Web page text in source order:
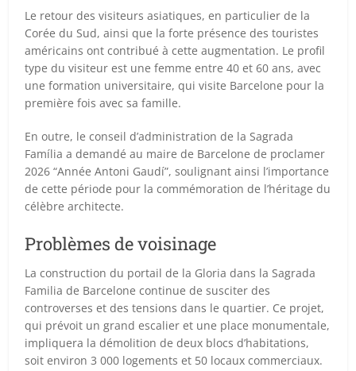
Le retour des visiteurs asiatiques, en particulier de la
Corée du Sud, ainsi que la forte présence des touristes
américains ont contribué à cette augmentation. Le profil
type du visiteur est une femme entre 40 et 60 ans, avec
une formation universitaire, qui visite Barcelone pour la
première fois avec sa famille.
En outre, le conseil d’administration de la Sagrada
Família a demandé au maire de Barcelone de proclamer
2026 “Année Antoni Gaudí”, soulignant ainsi l’importance
de cette période pour la commémoration de l’héritage du
célèbre architecte.
Problèmes de voisinage
La construction du portail de la Gloria dans la Sagrada
Familia de Barcelone continue de susciter des
controverses et des tensions dans le quartier. Ce projet,
qui prévoit un grand escalier et une place monumentale,
impliquera la démolition de deux blocs d’habitations,
soit environ 3 000 logements et 50 locaux commerciaux.